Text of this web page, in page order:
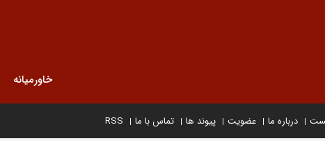
خاورمیانه
درباره ما عضویت پیوند ها تماس با ما RSS